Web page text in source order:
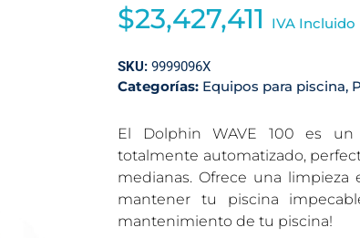
$23,427,411 IVA Incluido
SKU: 9999096X
Categorías: Equipos para piscina,
El Dolphin WAVE 100 es
totalmente automatizado,
medianas. Ofrece una limpieza
mantener tu piscina
mantenimiento de tu piscina!